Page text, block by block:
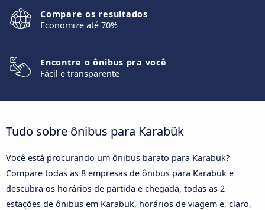
Compare os resultados
Economize até 70%
Encontre o ônibus pra você
Fácil e transparente
Tudo sobre ônibus para Karabük
Você está procurando um ônibus barato para Karabük?
Compare todas as 8 empresas de ônibus para Karabük e
descubra os horários de partida e chegada, todas as 2
estações de ônibus em Karabük, horários de viagem e, claro,